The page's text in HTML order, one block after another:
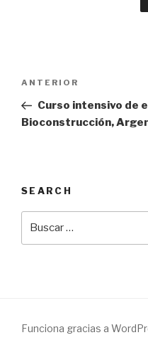
entradas
Entrada
anterior:
ANTERIOR
Curso intensivo de
Bioconstrucción,
SEARCH
Funciona gracias a